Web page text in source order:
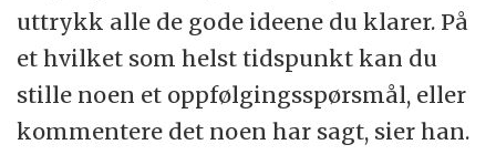
uttrykk alle de gode ideene du klarer. På
et hvilket som helst tidspunkt kan du
stille noen et oppfølgingsspørsmål, eller
kommentere det noen har sagt, sier han.